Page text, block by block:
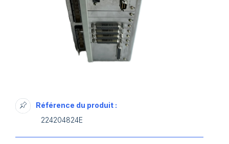
Référence du produit :
224204824E